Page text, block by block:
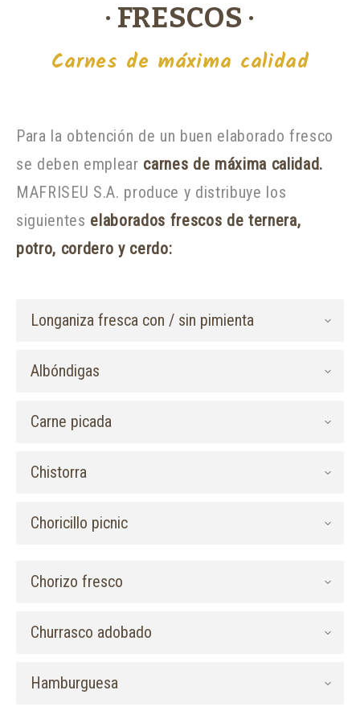
· FRESCOS ·
Carnes de máxima calidad
Para la obtención de un buen elaborado fresco
se deben emplear carnes de máxima calidad.
MAFRISEU S.A. produce y distribuye los
siguientes elaborados frescos de ternera,
potro, cordero y cerdo:
Longaniza fresca con / sin pimienta
Albóndigas
Carne picada
Chistorra
Choricillo picnic
Chorizo fresco
Churrasco adobado
Hamburguesa